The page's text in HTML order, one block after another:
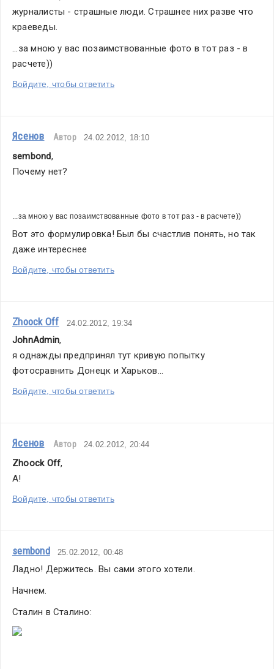
журналисты - страшные люди. Страшнее них разве что
краеведы.
...за мною у вас позаимствованные фото в тот раз - в
расчете))
Войдите, чтобы ответить
Ясенов Автор 24.02.2012, 18:10
sembond,
Почему нет?
...за мною у вас позаимствованные фото в тот раз - в расчете))
Вот это формулировка! Был бы счастлив понять, но так
даже интереснее
Войдите, чтобы ответить
Zhoock Off 24.02.2012, 19:34
JohnAdmin,
я однажды предпринял тут кривую попытку
фотосравнить Донецк и Харьков...
Войдите, чтобы ответить
Ясенов Автор 24.02.2012, 20:44
Zhoock Off,
А!
Войдите, чтобы ответить
sembond 25.02.2012, 00:48
Ладно! Держитесь. Вы сами этого хотели.
Начнем.
Сталин в Сталино: